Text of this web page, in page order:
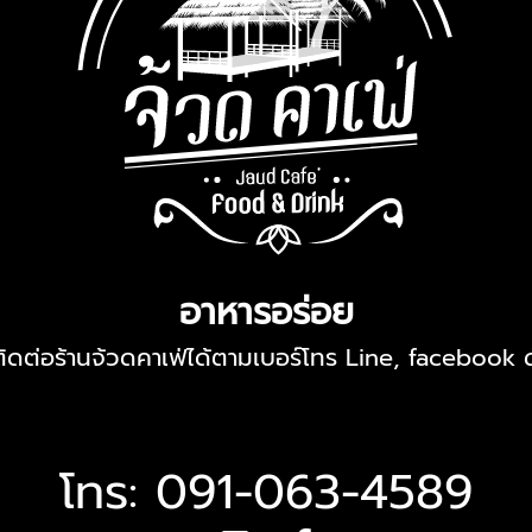
อาหารอร่อย
ดต่อร้านจ้วดคาเฟ่ได้ตามเบอร์โทร Line, facebook
โทร: 091-063-4589